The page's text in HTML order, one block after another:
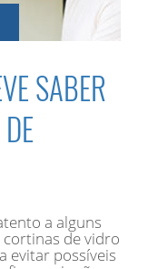
SABER
a alguns
de vidro
evitar possíveis